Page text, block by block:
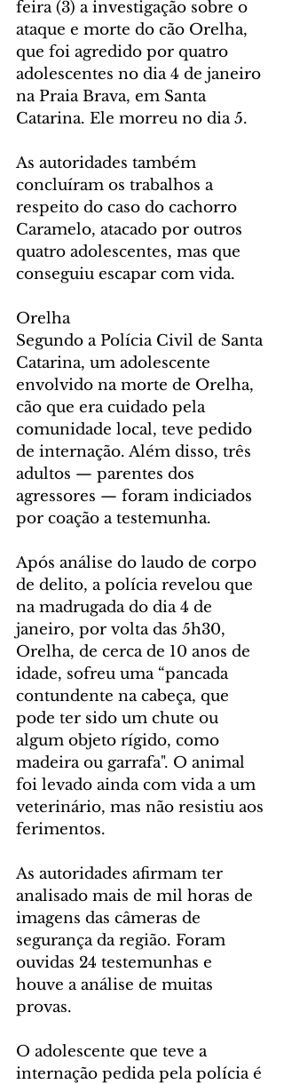
feira (3) a investigação sobre o
ataque e morte do cão Orelha,
que foi agredido por quatro
adolescentes no dia 4 de janeiro
na Praia Brava, em Santa
Catarina. Ele morreu no dia 5.
As autoridades também
concluíram os trabalhos a
respeito do caso do cachorro
Caramelo, atacado por outros
quatro adolescentes, mas que
conseguiu escapar com vida.
Orelha
Segundo a Polícia Civil de Santa
Catarina, um adolescente
envolvido na morte de Orelha,
cão que era cuidado pela
comunidade local, teve pedido
de internação. Além disso, três
adultos — parentes dos
agressores — foram indiciados
por coação a testemunha.
Após análise do laudo de corpo
de delito, a polícia revelou que
na madrugada do dia 4 de
janeiro, por volta das 5h30,
Orelha, de cerca de 10 anos de
idade, sofreu uma “pancada
contundente na cabeça, que
pode ter sido um chute ou
algum objeto rígido, como
madeira ou garrafa". O animal
foi levado ainda com vida a um
veterinário, mas não resistiu aos
ferimentos.
As autoridades afirmam ter
analisado mais de mil horas de
imagens das câmeras de
segurança da região. Foram
ouvidas 24 testemunhas e
houve a análise de muitas
provas.
O adolescente que teve a
internação pedida pela polícia é